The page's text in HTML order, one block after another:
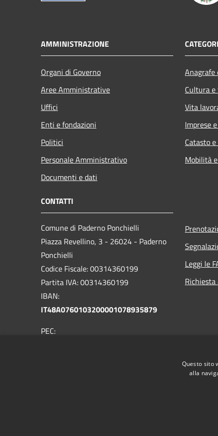
AMMINISTRAZIONE
Organi di Governo
Aree Amministrative
Uffici
Enti e fondazioni
Politici
Personale Amministrativo
Documenti e dati
Cultura
Vita
Imprese
Catasto
Mobilità
CONTATTI
Comune di Paderno Ponchielli
Piazza Revellino, 3 - 26024 - Paderno
Ponchielli
Codice Fiscale: 00314360199
Partita IVA: 00314360199
IBAN:
IT48A0760103200001078935879
PEC:
Leggi le
Questo sito
alla